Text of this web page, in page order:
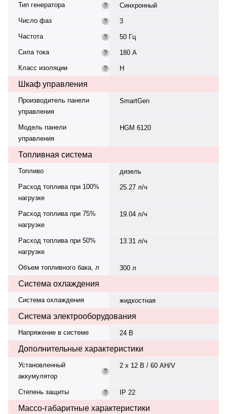
Тип генератора
?
Синхронный
Число фаз
?
3
Частота
?
50 Гц
Сила тока
?
180 А
Класс изоляции
? H
Шкаф управления
Производитель панели
управления
SmartGen
Модель панели
управления
HGM 6120
Топливная система
Топливо
дизель
Расход топлива при 100%
нагрузке
25.27 л/ч
Расход топлива при 75%
нагрузке
19.04 л/ч
Расход топлива при 50%
нагрузке
13.31 л/ч
Объем топливного бака, л 300 л
Система охлаждения
Система охлаждения жидкостная
Система электрооборудования
Напряжение в системе 24 В
Дополнительные характеристики
Установленный
аккумулятор
?
2 х 12 В / 60 AH/V
Степень защиты ? IP 22
Массо-габаритные характеристики